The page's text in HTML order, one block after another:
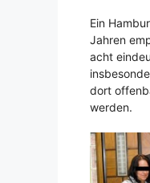
Ein
Jahren
acht
dort
werden.